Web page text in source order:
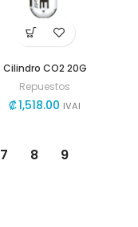
Cilindro CO2 20G
Repuestos
₡1,518.00 IVAI
7 8 9